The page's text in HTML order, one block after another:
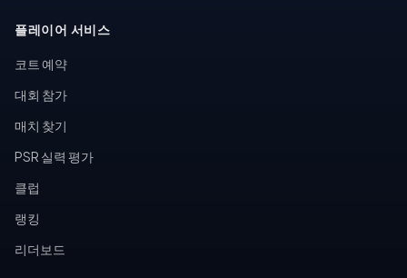
플레이어 서비스
코트 예약
대회 참가
매치 찾기
PSR 실력 평가
클럽
랭킹
리더보드